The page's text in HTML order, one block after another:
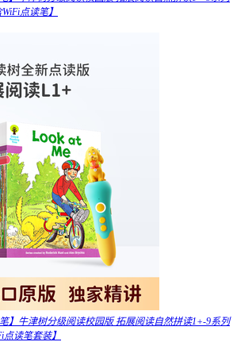
点读笔】
】牛津树分级阅读校园版 拓展阅读自然拼读1+-9系列
读笔套装】